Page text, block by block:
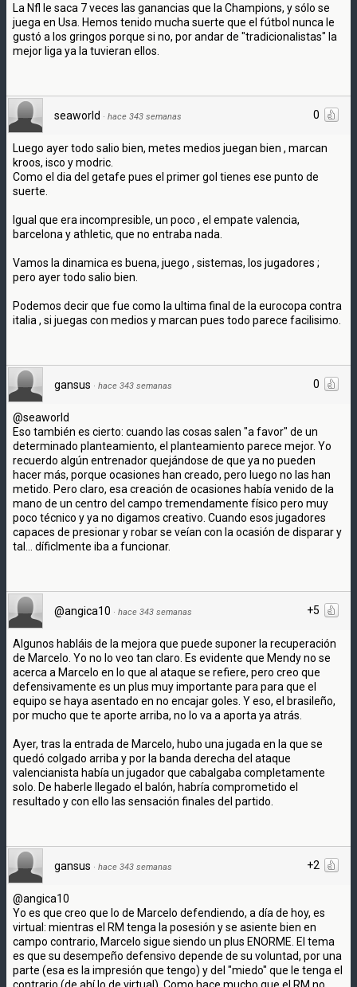
La Nfl le saca 7 veces las ganancias que la Champions, y sólo se
juega en Usa. Hemos tenido mucha suerte que el fútbol nunca le
gustó a los gringos porque si no, por andar de "tradicionalistas" la
mejor liga ya la tuvieran ellos.
0
seaworld · hace 343 semanas
Luego ayer todo salio bien, metes medios juegan bien , marcan
kroos, isco y modric.
Como el dia del getafe pues el primer gol tienes ese punto de
suerte.
Igual que era incompresible, un poco , el empate valencia,
barcelona y athletic, que no entraba nada.
Vamos la dinamica es buena, juego , sistemas, los jugadores ;
pero ayer todo salio bien.
Podemos decir que fue como la ultima final de la eurocopa contra
italia , si juegas con medios y marcan pues todo parece facilisimo.
0
gansus · hace 343 semanas
@seaworld
Eso también es cierto: cuando las cosas salen "a favor" de un
determinado planteamiento, el planteamiento parece mejor. Yo
recuerdo algún entrenador quejándose de que ya no pueden
hacer más, porque ocasiones han creado, pero luego no las han
metido. Pero claro, esa creación de ocasiones había venido de la
mano de un centro del campo tremendamente físico pero muy
poco técnico y ya no digamos creativo. Cuando esos jugadores
capaces de presionar y robar se veían con la ocasión de disparar y
tal... díficlmente iba a funcionar.
+5
@angica10 · hace 343 semanas
Algunos habláis de la mejora que puede suponer la recuperación
de Marcelo. Yo no lo veo tan claro. Es evidente que Mendy no se
acerca a Marcelo en lo que al ataque se refiere, pero creo que
defensivamente es un plus muy importante para para que el
equipo se haya asentado en no encajar goles. Y eso, el brasileño,
por mucho que te aporte arriba, no lo va a aporta ya atrás.
Ayer, tras la entrada de Marcelo, hubo una jugada en la que se
quedó colgado arriba y por la banda derecha del ataque
valencianista había un jugador que cabalgaba completamente
solo. De haberle llegado el balón, habría comprometido el
resultado y con ello las sensación finales del partido.
+2
gansus · hace 343 semanas
@angica10
Yo es que creo que lo de Marcelo defendiendo, a día de hoy, es
virtual: mientras el RM tenga la posesión y se asiente bien en
campo contrario, Marcelo sigue siendo un plus ENORME. El tema
es que su desempeño defensivo depende de su voluntad, por una
parte (esa es la impresión que tengo) y del "miedo" que le tenga el